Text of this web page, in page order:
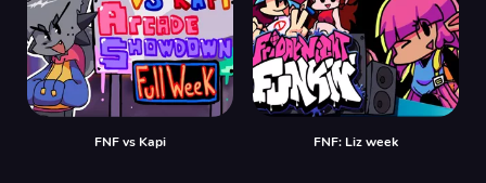
FNF vs Kapi FNF: Liz week